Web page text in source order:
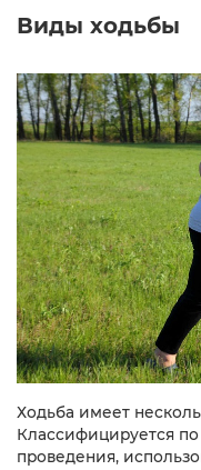
Виды ходьбы
Ходьба имеет
Классифицируется
проведения,